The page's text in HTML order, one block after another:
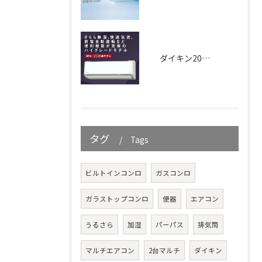
ダイキン2026年｜AXシリーズ
タグ Tags
ビルトインコンロ ガスコンロ
ガラストップコンロ 便器 エアコン
うるさら 加湿 パーパス 排気筒
マルチエアコン 2台マルチ ダイキン